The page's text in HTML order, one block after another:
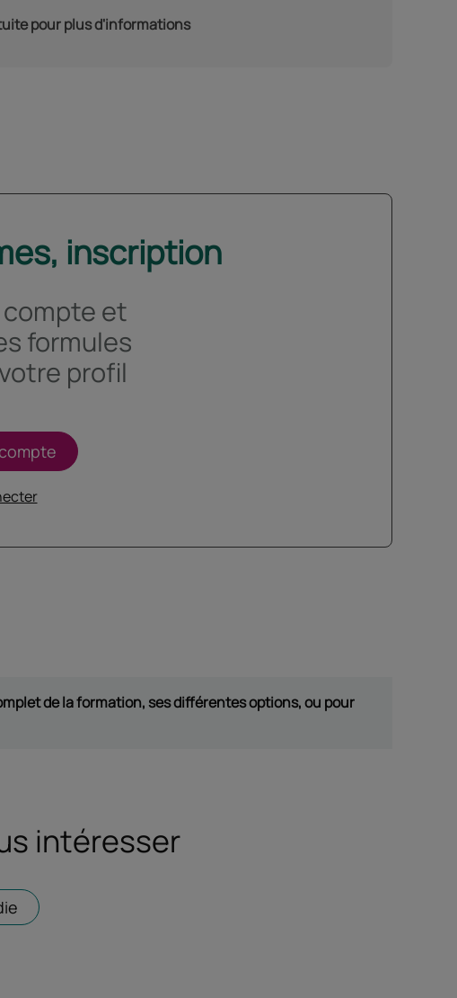
pour plus d'informations
inscription
et
formules
profil
de la formation, ses différentes options, ou pour
intéresser
Ouvrir dans un nouvel onglet